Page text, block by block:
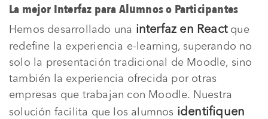
La mejor Interfaz para Alumnos o Participantes
Hemos desarrollado una interfaz en Reactque
redefine la experiencia e-learning, superando no
solo la presentación tradicional de Moodle, sino
también la experiencia ofrecida por otras
empresas que trabajan con Moodle. Nuestra
solución facilita que los alumnos identifiquen